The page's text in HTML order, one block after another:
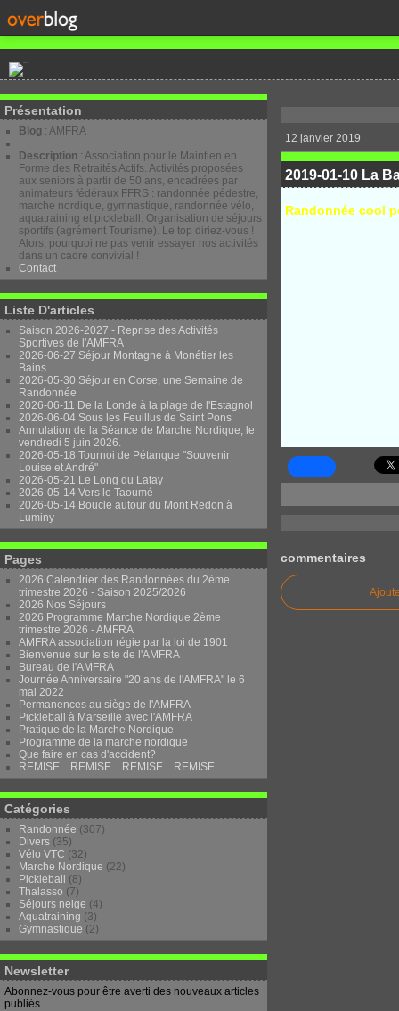
Présentation
Blog : AMFRA
Description : Association pour le Maintien en
Forme des Retraités Actifs. Activités proposées
aux seniors à partir de 50 ans, encadrées par
animateurs fédéraux FFRS : randonnée pédestre,
marche nordique, gymnastique, randonnée vélo,
aquatraining et pickleball. Organisation de séjours
sportifs (agrément Tourisme). Le top diriez-vous !
Alors, pourquoi ne pas venir essayer nos activités
dans un cadre convivial !
Contact
Liste D'articles
Saison 2026-2027 - Reprise des Activités
Sportives de l'AMFRA
2026-06-27 Séjour Montagne à Monétier les
Bains
2026-05-30 Séjour en Corse, une Semaine de
Randonnée
2026-06-11 De la Londe à la plage de l'Estagnol
2026-06-04 Sous les Feuillus de Saint Pons
Annulation de la Séance de Marche Nordique, le
vendredi 5 juin 2026.
2026-05-18 Tournoi de Pétanque "Souvenir
Louise et André"
2026-05-21 Le Long du Latay
2026-05-14 Vers le Taoumé
2026-05-14 Boucle autour du Mont Redon à
Luminy
Pages
2026 Calendrier des Randonnées du 2ème
trimestre 2026 - Saison 2025/2026
2026 Nos Séjours
2026 Programme Marche Nordique 2ème
trimestre 2026 - AMFRA
AMFRA association régie par la loi de 1901
Bienvenue sur le site de l'AMFRA
Bureau de l'AMFRA
Journée Anniversaire "20 ans de l'AMFRA" le 6
mai 2022
Permanences au siège de l'AMFRA
Pickleball à Marseille avec l'AMFRA
Pratique de la Marche Nordique
Programme de la marche nordique
Que faire en cas d'accident?
REMISE....REMISE....REMISE....REMISE....
Catégories
Randonnée (307)
Divers (35)
Vélo VTC (32)
Marche Nordique (22)
Pickleball
(8)
Thalasso (7)
Séjours neige (4)
Aquatraining (3)
Gymnastique (2)
Newsletter
Abonnez-vous pour être averti des nouveaux articles
publiés.
12 janvier 2019
2019-01-10 La
Randonnée cool
commentaires